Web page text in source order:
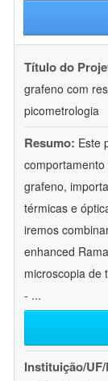
Título do
grafeno com
picometrologia
Resumo: Este
grafeno,
térmicas e
iremos
enhanced
microscopia de
- ...
Instituição/